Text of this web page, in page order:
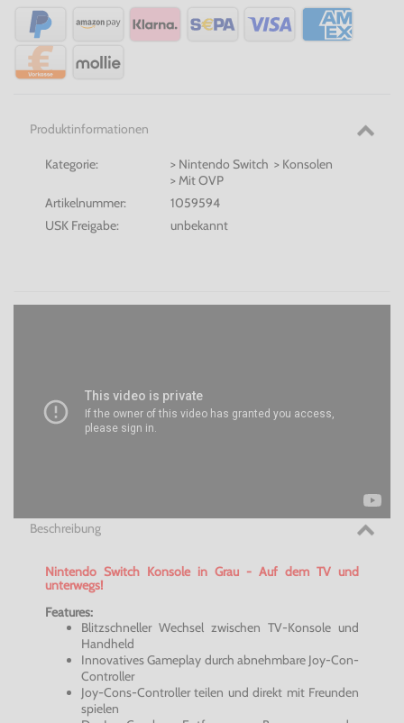
Produktinformationen
Kategorie:
> Nintendo Switch > Konsolen
> Mit OVP
Artikelnummer:
1059594
USK Freigabe:
unbekannt
Beschreibung
Nintendo Switch Konsole in Grau - Auf dem TV und
unterwegs!
Features:
Blitzschneller Wechsel zwischen TV-Konsole und
Handheld
Innovatives Gameplay durch abnehmbare Joy-Con-
Controller
Joy-Cons-Controllerteilen und direkt mit Freunden
spielen